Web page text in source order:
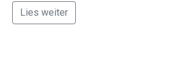
Lies weiter